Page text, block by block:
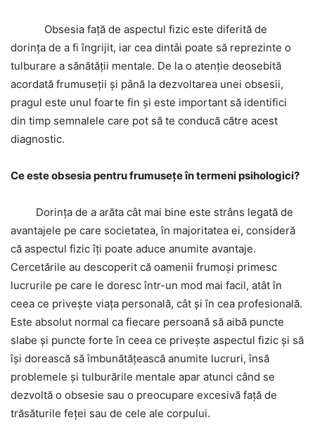
Obsesia față de aspectul fizic este diferită de
dorința de a fi îngrijit, iar cea dintâi poate să reprezinte o
tulburare a sănătății mentale. De la o atenție deosebită
acordată frumuseții și până la dezvoltarea unei obsesii,
pragul este unul foarte fin și este important să identifici
din timp semnalele care pot să te conducă către acest
diagnostic.
Ce este obsesia pentru frumusețe în termeni psihologici?
Dorința de a arăta cât mai bine este strâns legată de
avantajele pe care societatea, în majoritatea ei, consideră
că aspectul fizic îți poate aduce anumite avantaje.
Cercetările au descoperit că oamenii frumoși primesc
lucrurile pe care le doresc într-un mod mai facil, atât în
ceea ce privește viața personală, cât și în cea profesională.
Este absolut normal ca fiecare persoană să aibă puncte
slabe și puncte forte în ceea ce privește aspectul fizic și să
își dorească să îmbunătățească anumite lucruri, însă
problemele și tulburările mentale apar atunci când se
dezvoltă o obsesie sau o preocupare excesivă față de
trăsăturile feței sau de cele ale corpului.